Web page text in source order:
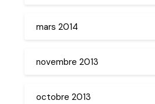
mars 2014
novembre 2013
octobre 2013